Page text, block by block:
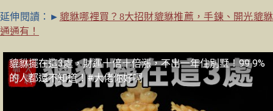
延伸閱讀：► 貔貅哪裡買？8大招財貔貅推薦，手鍊、開光貔貅
通通有！
貔貅擺在這3處，財運十倍十倍漲，不出一年住別墅！99 9%
的人都還不知道！#大佬你好啊